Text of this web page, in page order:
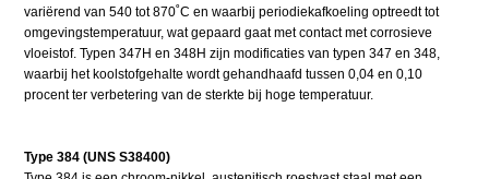
variërend van 540 tot 870˚C en waarbij periodiekafkoeling optreedt tot
omgevingstemperatuur, wat gepaard gaat met contact met corrosieve
vloeistof. Typen 347H en 348H zijn modificaties van typen 347 en 348,
waarbij het koolstofgehalte wordt gehandhaafd tussen 0,04 en 0,10
procent ter verbetering van de sterkte bij hoge temperatuur.
Type 384 (UNS S38400)